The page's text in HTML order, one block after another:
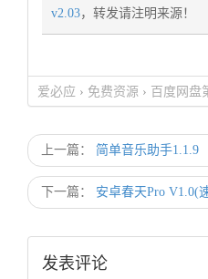
v2.03，转发请注明来源！
爱必应 › 免费资源 › 百度网盘
上一篇： 简单音乐助手1.1.9
下一篇： 安卓春天Pro V1.0(
发表评论